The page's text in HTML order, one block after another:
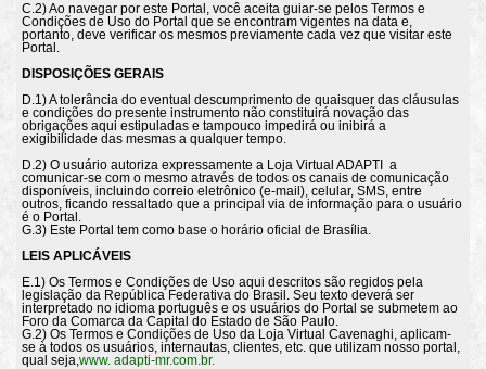
C.2) Ao navegar por este Portal, você aceita guiar-se pelos Termos e
Condições de Uso do Portal que se encontram vigentes na data e,
portanto, deve verificar os mesmos previamente cada vez que visitar este
Portal.
DISPOSIÇÕES GERAIS
D.1) A tolerância do eventual descumprimento de quaisquer das cláusulas
e condições do presente instrumento não constituirá novação das
obrigações aqui estipuladas e tampouco impedirá ou inibirá a
exigibilidade das mesmas a qualquer tempo.
D.2) O usuário autoriza expressamente a Loja Virtual ADAPTI a
comunicar-se com o mesmo através de todos os canais de comunicação
disponíveis, incluindo correio eletrônico (e-mail), celular, SMS, entre
outros, ficando ressaltado que a principal via de informação para o usuário
é o Portal.
G.3) Este Portal tem como base o horário oficial de Brasília.
LEIS APLICÁVEIS
E.1) Os Termos e Condições de Uso aqui descritos são regidos pela
legislação da República Federativa do Brasil. Seu texto deverá ser
interpretado no idioma português e os usuários do Portal se submetem ao
Foro da Comarca da Capital do Estado de São Paulo.
G.2) Os Termos e Condições de Uso da Loja Virtual Cavenaghi, aplicam-
se à todos os usuários, internautas, clientes, etc. que utilizam nosso portal,
qual seja,www. adapti-mr.com.br.